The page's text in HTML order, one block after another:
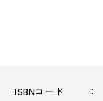
ISBNコード